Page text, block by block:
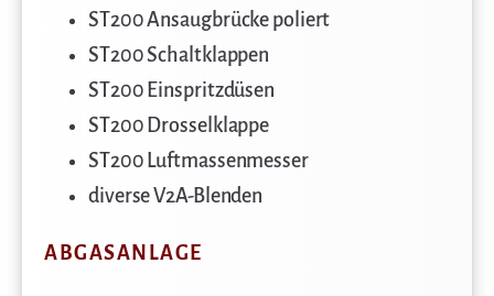
ST200 Ansaugbrücke poliert
ST200 Schaltklappen
ST200 Einspritzdüsen
ST200 Drosselklappe
ST200 Luftmassenmesser
diverse V2A-Blenden
ABGASANLAGE